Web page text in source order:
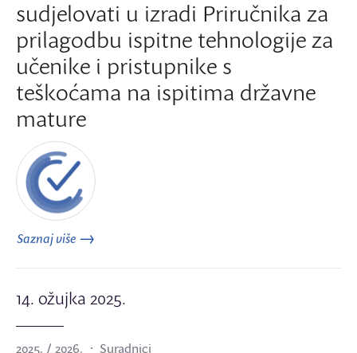
sudjelovati u izradi Priručnika za
prilagodbu ispitne tehnologije za
učenike i pristupnike s
teškoćama na ispitima državne
mature
Saznaj više
14. ožujka 2025.
2025. / 2026. Suradnici